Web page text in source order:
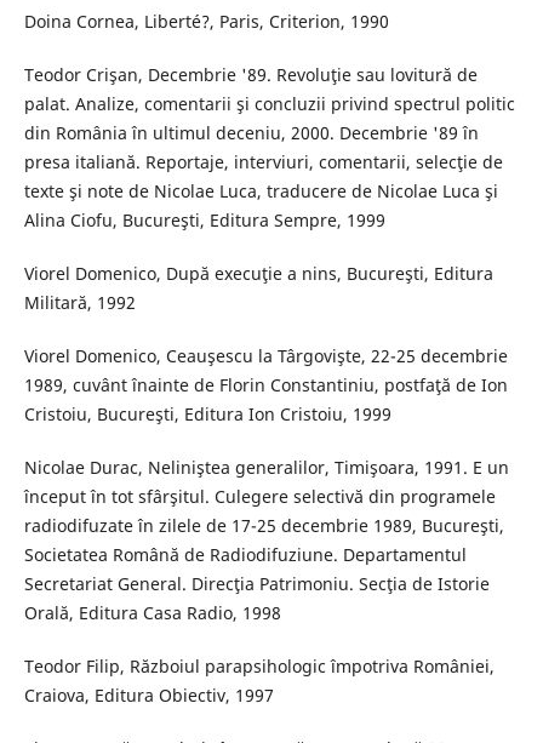
Doina Cornea, Liberté?, Paris, Criterion, 1990
Teodor Crişan, Decembrie '89. Revoluţie sau lovitură de
palat. Analize, comentarii şi concluzii privind spectrul politic
din România în ultimul deceniu, 2000. Decembrie '89 în
presa italiană. Reportaje, interviuri, comentarii, selecţie de
texte şi note de Nicolae Luca, traducere de Nicolae Luca şi
Alina Ciofu, Bucureşti, Editura Sempre, 1999
Viorel Domenico, După execuţie a nins, Bucureşti, Editura
Militară, 1992
Viorel Domenico, Ceauşescu la Târgovişte, 22-25 decembrie
1989, cuvânt înainte de Florin Constantiniu, postfaţă de Ion
Cristoiu, Bucureşti, Editura Ion Cristoiu, 1999
Nicolae Durac, Neliniştea generalilor, Timişoara, 1991. E un
început în tot sfârşitul. Culegere selectivă din programele
radiodifuzate în zilele de 17-25 decembrie 1989, Bucureşti,
Societatea Română de Radiodifuziune. Departamentul
Secretariat General. Direcţia Patrimoniu. Secţia de Istorie
Orală, Editura Casa Radio, 1998
Teodor Filip, Războiul parapsihologic împotriva României,
Craiova, Editura Obiectiv, 1997